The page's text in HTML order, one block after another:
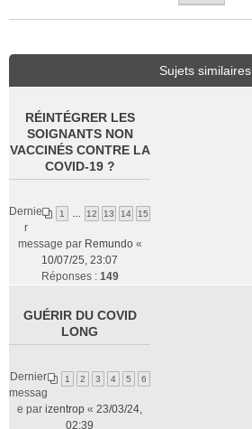
Sujets similaires
RÉINTÉGRER LES
SOIGNANTS NON
VACCINÉS CONTRE LA
COVID-19 ?
1 12 13 14 15
Dernie
r
message par Remundo«
10/07/25, 23:07
Réponses : 149
GUÉRIR DU COVID
LONG
1 2 3 4 5 6
Dernier
messag
e par izentrop « 23/03/24,
02:39